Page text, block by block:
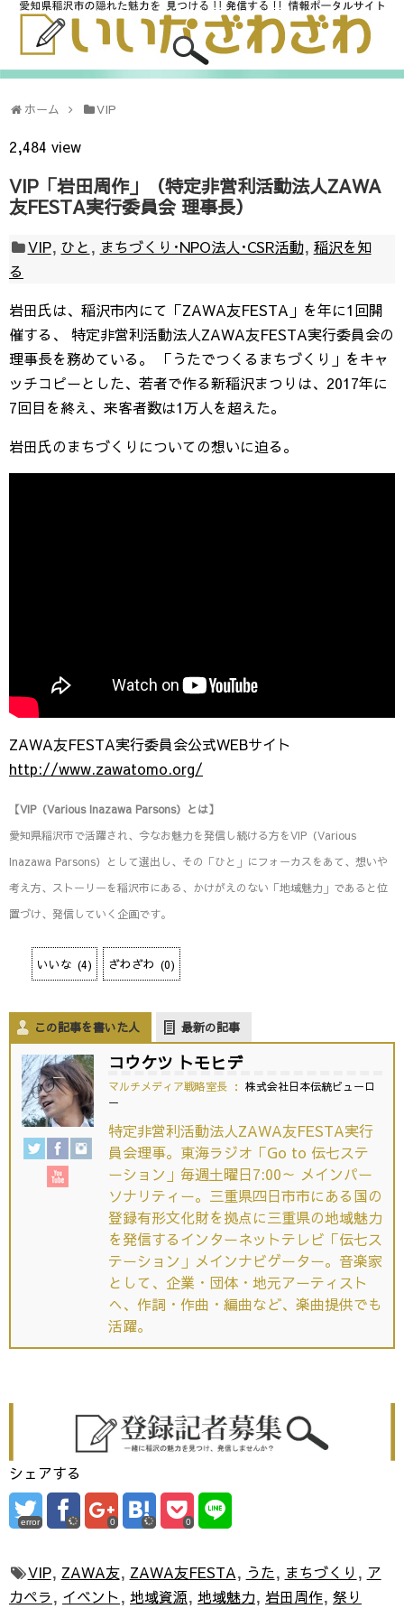
ホーム VIP
2,484 view
VIP「岩田周作」（特定非営利活動法人ZAWA
友FESTA実行委員会 理事長）
VIP, ひと , まちづくり･NPO法人･CSR活動, 稲沢を知
る
岩田氏は、稲沢市内にて「ZAWA友FESTA」を年に1回開
催する、 特定非営利活動法人ZAWA友FESTA実行委員会の
理事長を務めている。 「うたでつくるまちづくり」をキャ
ッチコピーとした、若者で作る新稲沢まつりは、2017年に
7回目を終え、来客者数は1万人を超えた。
岩田氏のまちづくりについての想いに迫る。
ZAWA友FESTA実行委員会公式WEBサイト
http://www.zawatomo.org/
【VIP（Various Inazawa Parsons）とは】
愛知県稲沢市で活躍され、今なお魅力を発信し続ける方をVIP（Various
Inazawa Parsons）として選出し、その「ひと」にフォーカスをあて、想いや
考え方、ストーリーを稲沢市にある、かけがえのない「地域魅力」であると位
置づけ、発信していく企画です。
いいな (4) ざわざわ (0)
この記事を書いた人 最新の記事
コウケツ トモヒデ
マルチメディア戦略室長 ： 株式会社日本伝統ビューロ
ー
特定非営利活動法人ZAWA友FESTA実行
員会理事。東海ラジオ「Go to 伝七ステ
ーション」毎週土曜日7:00～ メインパー
ソナリティー。三重県四日市市にある国の
登録有形文化財を拠点に三重県の地域魅力
を発信するインターネットテレビ「伝七ス
テーション」メインナビゲーター。音楽家
として、企業・団体・地元アーティスト
へ、作詞・作曲・編曲など、楽曲提供でも
活躍。
シェアする
error 0 0
VIP, ZAWA友, ZAWA友FESTA, うた, まちづくり , ア
カペラ, イベント , 地域資源, 地域魅力, 岩田周作, 祭り